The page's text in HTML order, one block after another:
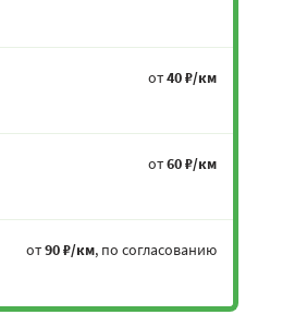
от40 ₽/км
от60 ₽/км
от90 ₽/км, по согласованию